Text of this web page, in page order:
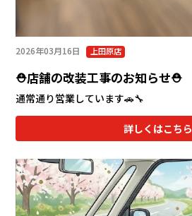
2026年03月16日 上田原店
⛑店舗の改装工事のお知らせ⛑
通常通り営業しています🚗🔧
詳しくはこちら